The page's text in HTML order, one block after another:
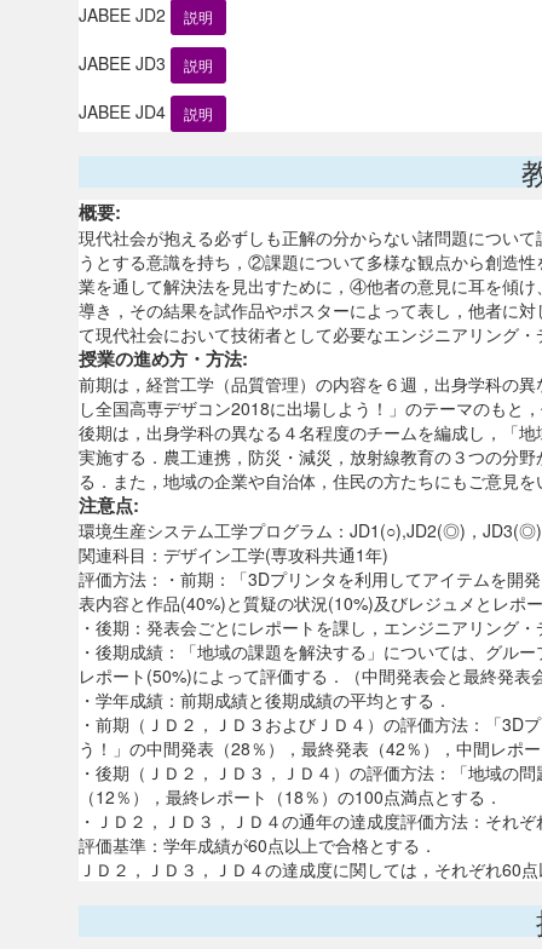
JABEE JD2 説明
JABEE JD3 説明
JABEE JD4 説明
概要:
現代社会が抱える必ずしも正解の分からない諸問題につい
うとする意識を持ち，②課題について多様な観点から創造
業を通して解決法を見出すために，④他者の意見に耳を傾
導き，その結果を試作品やポスターによって表し，他者に
て現代社会において技術者として必要なエンジニアリング
授業の進め方・方法:
前期は，経営工学（品質管理）の内容を６週，出身学科の
し全国高専デザコン2018に出場しよう！」のテーマのもと
後期は，出身学科の異なる４名程度のチームを編成し，「
実施する．農工連携，防災・減災，放射線教育の３つの分
る．また，地域の企業や自治体，住民の方たちにもご意見
注意点:
環境生産システム工学プログラム：JD1(○),JD2(◎)，
関連科目：デザイン工学(専攻科共通1年)
評価方法：・前期：「3Dプリンタを利用してアイテムを開
表内容と作品(40%)と質疑の状況(10%)及びレジュメとレポ
・後期：発表会ごとにレポートを課し，エンジニアリング
・後期成績：「地域の課題を解決する」については、グル
レポート(50%)によって評価する．（中間発表会と最終発表
・学年成績：前期成績と後期成績の平均とする．
・前期（ＪＤ２，ＪＤ３およびＪＤ４）の評価方法：「
う！」の中間発表（28％），最終発表（42％），中間レポ
・後期（ＪＤ２，ＪＤ３，ＪＤ４）の評価方法：「地域の
（12％），最終レポート（18％）の100点満点とする．
・ＪＤ２，ＪＤ３，ＪＤ４の通年の達成度評価方法：それ
評価基準：学年成績が60点以上で合格とする．
ＪＤ２，ＪＤ３，ＪＤ４の達成度に関しては，それぞれ60